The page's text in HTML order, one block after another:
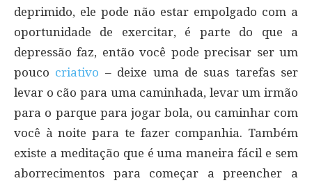
deprimido, ele pode não estar empolgado com a
oportunidade de exercitar, é parte do que a
depressão faz, então você pode precisar ser um
pouco criativo – deixe uma de suas tarefas ser
levar o cão para uma caminhada, levar um irmão
para o parque para jogar bola, ou caminhar com
você à noite para te fazer companhia. Também
existe a meditação que é uma maneira fácil e sem
aborrecimentos para começar a preencher a